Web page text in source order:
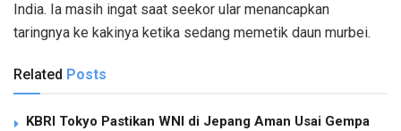
India. Ia masih ingat saat seekor ular menancapkan
taringnya ke kakinya ketika sedang memetik daun murbei.
Related Posts
KBRI Tokyo Pastikan WNI di Jepang Aman Usai Gempa